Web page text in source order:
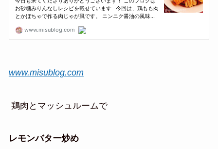
www.misublog.com
鶏肉とマッシュルームで
レモンバター炒め